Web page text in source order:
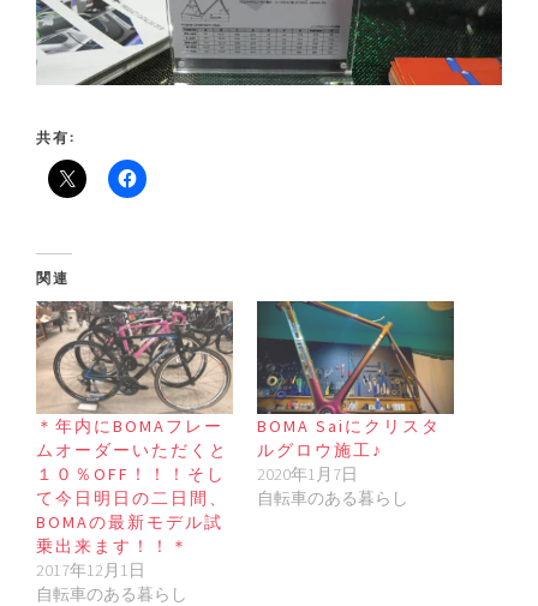
共有:
関連
＊年内にBOMAフレー
ムオーダーいただくと
１０％OFF！！！そし
て今日明日の二日間、
BOMAの最新モデル試
乗出来ます！！＊
2017年12月1日
自転車のある暮らし
BOMA Saiにクリスタ
ルグロウ施工♪
2020年1月7日
自転車のある暮らし